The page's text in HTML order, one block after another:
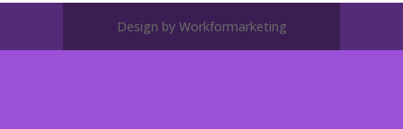
Design by Workformarketing